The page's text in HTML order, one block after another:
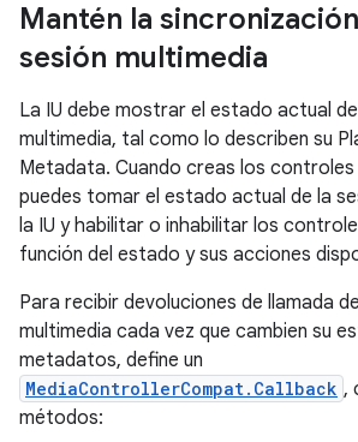
Mantén la
sesión multimedia
La IU debe mostrar el estado actual
multimedia, tal como lo describen su
Metadata. Cuando creas los
puedes tomar el estado actual de la
la IU y habilitar o inhabilitar los
función del estado y sus acciones
Para recibir devoluciones de llamada
multimedia cada vez que cambien su
metadatos, define un
MediaControllerCompat.Callback ,
métodos: